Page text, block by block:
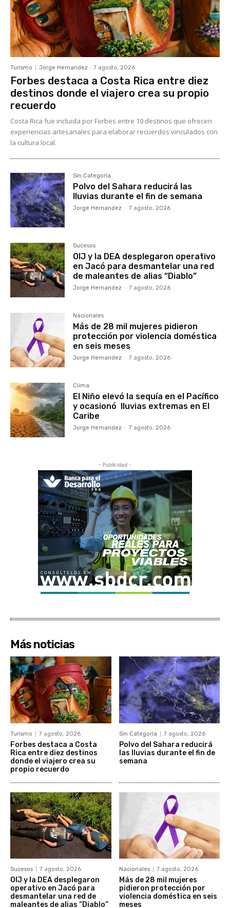
Turismo Jorge Hernandez - 7 agosto, 2026
Forbes destaca a Costa Rica entre diez
destinos donde el viajero crea su propio
recuerdo
Costa Rica fue incluida por Forbes entre 10 destinos que ofrecen
experiencias artesanales para elaborar recuerdos vinculados con
la cultura local.
Sin Categoría
Polvo del Sahara reducirá las
lluvias durante el fin de semana
Jorge Hernandez - 7 agosto, 2026
Sucesos
OIJ y la DEA desplegaron operativo
en Jacó para desmantelar una red
de maleantes de alias “Diablo”
Jorge Hernandez - 7 agosto, 2026
Nacionales
Más de 28 mil mujeres pidieron
protección por violencia doméstica
en seis meses
Jorge Hernandez - 7 agosto, 2026
Clima
El Niño elevó la sequía en el Pacífico
y ocasionó lluvias extremas en El
Caribe
Jorge Hernandez - 7 agosto, 2026
- Publicidad -
Más noticias
Turismo 7 agosto, 2026
Forbes destaca a Costa
Rica entre diez destinos
donde el viajero crea su
propio recuerdo
Sin Categoría 7 agosto, 2026
Polvo del Sahara reducirá
las lluvias durante el fin de
semana
Sucesos 7 agosto, 2026
OIJ y la DEA desplegaron
operativo en Jacó para
desmantelar una red de
maleantes de alias “Diablo”
Nacionales 7 agosto, 2026
Más de 28 mil mujeres
pidieron protección por
violencia doméstica en seis
meses